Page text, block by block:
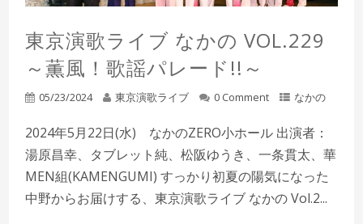
東京演歌ライブ なかの VOL.229
～薫風！歌謡パレード!!～
05/23/2024 東京演歌ライブ 0 Comment なかの
2024年5月22日(水) なかのZERO小ホール 出演者：
湯原昌幸、タブレット純、松阪ゆうき、一条貫太、華
MEN組(KAMENGUMI) すっかり初夏の陽気になった
中野からお届けする、東京演歌ライブ なかの Vol.2...